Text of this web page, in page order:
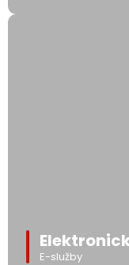
E-služby